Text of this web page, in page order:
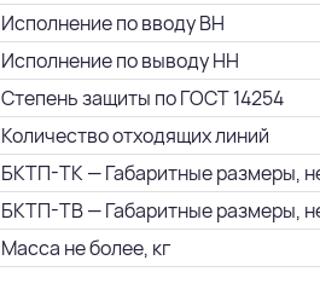
Исполнение по вводу ВН
Исполнение по выводу НН
Степень защиты по ГОСТ 14254
Количество отходящих линий
БКТП-ТК — Габаритные размеры,
БКТП-ТВ — Габаритные размеры,
Масса не более, кг